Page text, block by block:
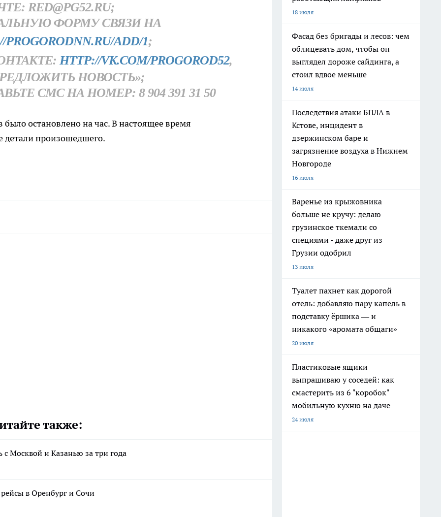
RED@PG52.RU;
ФОРМУ СВЯЗИ НА
PROGORODNN.RU/ADD/1;
HTTP://VK.COM/PROGOROD52,
НОВОСТЬ»;
СМС НА НОМЕР: 8 904 391 31 50
остановлено на час. В настоящее время
детали произошедшего.
также:
с Москвой и Казанью за три года
в Оренбург и Сочи
18 июля
Фасад без бригады и лесов: чем
облицевать дом, чтобы он
выглядел дороже сайдинга, а
стоил вдвое меньше
14 июля
Последствия атаки БПЛА в
Кстове, инцидент в
дзержинском баре и
загрязнение воздуха в Нижнем
Новгороде
16 июля
Варенье из крыжовника
больше не кручу: делаю
грузинское ткемали со
специями - даже друг из
Грузии одобрил
13 июля
Туалет пахнет как дорогой
отель: добавляю пару капель в
подставку ёршика — и
никакого «аромата общаги»
20 июля
Пластиковые ящики
выпрашиваю у соседей: как
смастерить из 6 "коробок"
мобильную кухню на даче
24 июля